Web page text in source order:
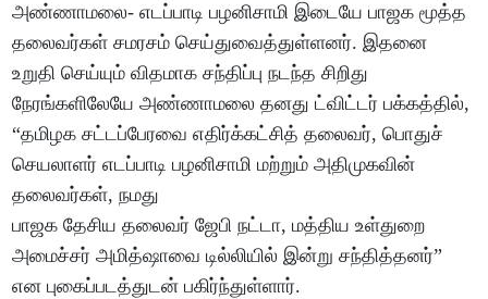
அண்ணாமலை- எடப்பாடி பழனிசாமி இடையே பாஜக மூத்த
தலைவர்கள் சமரசம் செய்துவைத்துள்ளனர். இதனை
உறுதி செய்யும் விதமாக சந்திப்பு நடந்த சிறிது
நேரங்களிலேயே அண்ணாமலை தனது ட்விட்டர் பக்கத்தில்,
“தமிழக சட்டப்பேரவை எதிர்க்கட்சித் தலைவர், பொதுச்
செயலாளர் எடப்பாடி பழனிசாமி மற்றும் அதிமுகவின்
தலைவர்கள், நமது
பாஜக தேசிய தலைவர் ஜேபி நட்டா, மத்திய உள்துறை
அமைச்சர் அமித்ஷாவை டில்லியில் இன்று சந்தித்தனர்”
என புகைப்படத்துடன் பகிர்ந்துள்ளார்.